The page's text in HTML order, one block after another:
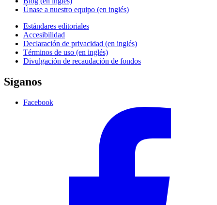
Únase a nuestro equipo (en inglés)
Estándares editoriales
Accesibilidad
Declaración de privacidad (en inglés)
Términos de uso (en inglés)
Divulgación de recaudación de fondos
Síganos
Facebook